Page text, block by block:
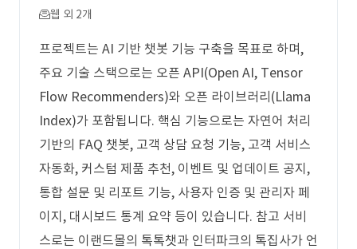
웹 외 2개
프로젝트는 AI 기반 챗봇 기능 구축을 목표로 하며,
주요 기술 스택으로는 오픈 API(Open AI, Tensor
Flow Recommenders)와 오픈 라이브러리(Llama
Index)가 포함됩니다. 핵심 기능으로는 자연어 처리
기반의 FAQ 챗봇, 고객 상담 요청 기능, 고객 서비스
자동화, 커스텀 제품 추천, 이벤트 및 업데이트 공지,
통합 설문 및 리포트 기능, 사용자 인증 및 관리자 페
이지, 대시보드 통계 요약 등이 있습니다. 참고 서비
스로는 이랜드몰의 톡톡챗과 인터파크의 톡집사가 언